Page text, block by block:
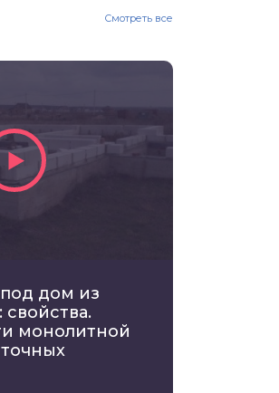
Смотреть все
дом из
свойства.
монолитной